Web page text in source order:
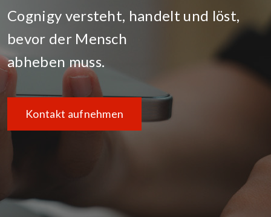
Cognigy versteht, handelt und löst,
bevor der Mensch
abheben muss.
Kontakt aufnehmen